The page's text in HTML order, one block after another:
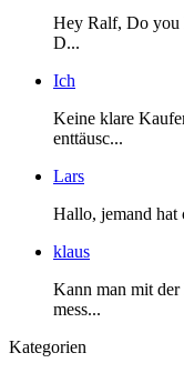
Hey Ralf, Do you
D...
Ich
Keine klare
enttäusc...
Lars
Hallo, jemand hat
klaus
Kann man mit der
mess...
Kategorien